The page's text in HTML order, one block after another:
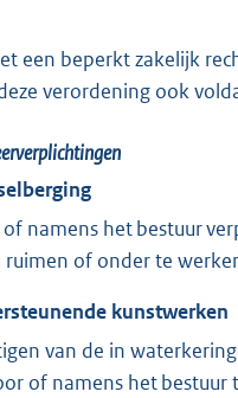
een beperkt zakelijk
verordening ook
namens het bestuur
of onder te
kunstwerken
van de in
of namens het